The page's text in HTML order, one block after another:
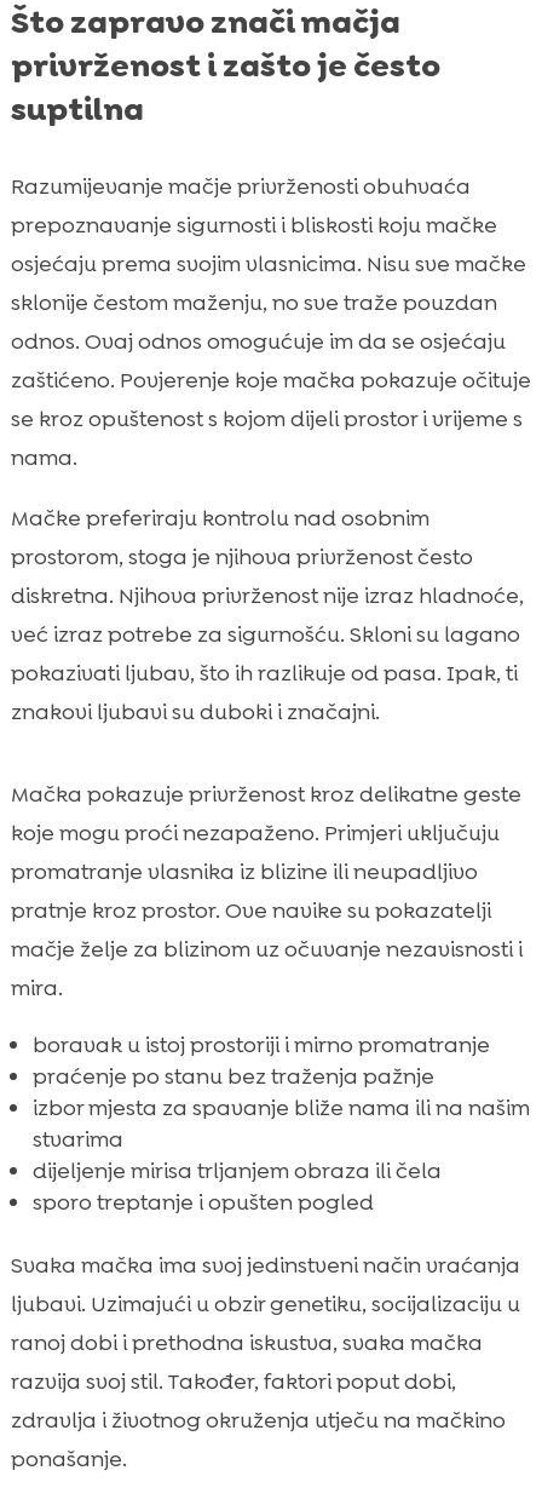
Što zapravo znači mačja
privrženost i zašto je često
suptilna
Razumijevanje mačje privrženosti obuhvaća
prepoznavanje sigurnosti i bliskosti koju mačke
osjećaju prema svojim vlasnicima. Nisu sve mačke
sklonije čestom maženju, no sve traže pouzdan
odnos. Ovaj odnos omogućuje im da se osjećaju
zaštićeno. Povjerenje koje mačka pokazuje očituje
se kroz opuštenost s kojom dijeli prostor i vrijeme s
nama.
Mačke preferiraju kontrolu nad osobnim
prostorom, stoga je njihova privrženost često
diskretna. Njihova privrženost nije izraz hladnoće,
već izraz potrebe za sigurnošću. Skloni su lagano
pokazivati ljubav, što ih razlikuje od pasa. Ipak, ti
znakovi ljubavi su duboki i značajni.
Mačka pokazuje privrženost kroz delikatne geste
koje mogu proći nezapaženo. Primjeri uključuju
promatranje vlasnika iz blizine ili neupadljivo
pratnje kroz prostor. Ove navike su pokazatelji
mačje želje za blizinom uz očuvanje nezavisnosti i
mira.
boravak u istoj prostoriji i mirno promatranje
praćenje po stanu bez traženja pažnje
izbor mjesta za spavanje bliže nama ili na našim
stvarima
dijeljenje mirisa trljanjem obraza ili čela
sporo treptanje i opušten pogled
Svaka mačka ima svoj jedinstveni način vraćanja
ljubavi. Uzimajući u obzir genetiku, socijalizaciju u
ranoj dobi i prethodna iskustva, svaka mačka
razvija svoj stil. Također, faktori poput dobi,
zdravlja i životnog okruženja utječu na mačkino
ponašanje.